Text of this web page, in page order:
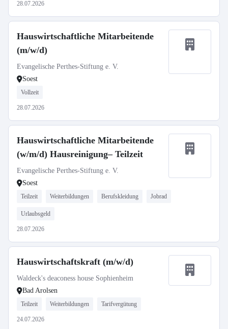
28.07.2026
Hauswirtschaftliche Mitarbeitende
(m/w/d)
Evangelische Perthes-Stiftung e. V.
Soest
Vollzeit
28.07.2026
Hauswirtschaftliche Mitarbeitende
(w/m/d) Hausreinigung– Teilzeit
Evangelische Perthes-Stiftung e. V.
Soest
Teilzeit Weiterbildungen Berufskleidung Jobrad
Urlaubsgeld
28.07.2026
Hauswirtschaftskraft (m/w/d)
Waldeck's deaconess house Sophienheim
Bad Arolsen
Teilzeit Weiterbildungen Tarifvergütung
24.07.2026